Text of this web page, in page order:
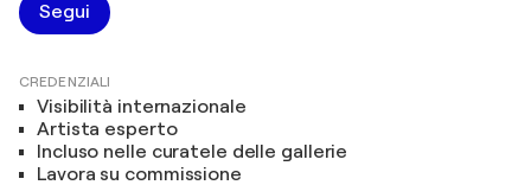
Segui
CREDENZIALI
Visibilità internazionale
Artista esperto
Incluso nelle curatele delle gallerie
Lavora su commissione